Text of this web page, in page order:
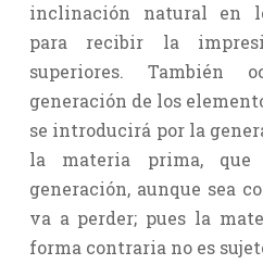
inclinación natural en
para recibir la
superiores.
generación de los
se introducirá por la
la materia prima,
generación, aunque sea
va a perder; pues la
forma contraria no es